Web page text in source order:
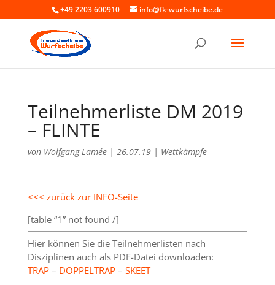
+49 2203 600910 info@fk-wurfscheibe.de
Teilnehmerliste DM 2019
– FLINTE
von Wolfgang Lamée| 26.07.19| Wettkämpfe
<<< zurück zur INFO-Seite
[table “1” not found /]
Hier können Sie die Teilnehmerlisten nach
Disziplinen auch als PDF-Datei downloaden:
TRAP– DOPPELTRAP– SKEET